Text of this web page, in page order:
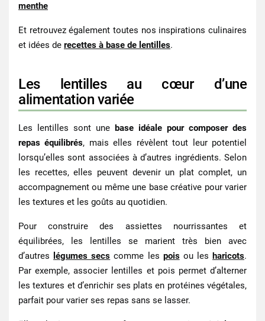
menthe
Et retrouvez également toutes nos inspirations culinaires
et idées de recettes à base de lentilles.
Les lentilles au cœur d’une
alimentation variée
Les lentilles sont une base idéale pour composer des
repas équilibrés, mais elles révèlent tout leur potentiel
lorsqu’elles sont associées à d’autres ingrédients. Selon
les recettes, elles peuvent devenir un plat complet, un
accompagnement ou même une base créative pour varier
les textures et les goûts au quotidien.
Pour construire des assiettes nourrissantes et
équilibrées, les lentilles se marient très bien avec
d’autres
légumes secs comme les poisou les haricots.
Par exemple, associer lentilles et pois permet d’alterner
les textures et d’enrichir ses plats en protéines végétales,
parfait pour varier ses repas sans se lasser.